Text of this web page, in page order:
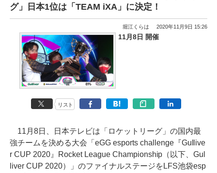
グ」日本1位は「TEAM iXA」に決定！
堀江くらは 2020年11月9日 15:26
11月8日 開催
リスト
11月8日、日本テレビは「ロケットリーグ」の国内最
強チームを決める大会「eGG esports challenge『Gullive
r CUP 2020』Rocket League Championship（以下、Gul
liver CUP 2020）」のファイナルステージをLFS池袋esp